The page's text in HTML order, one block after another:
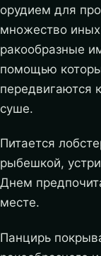
орудием для
множество
ракообразные
помощью
передвигаются
суше.
Питается
рыбешкой,
Днем
месте.
Панцирь